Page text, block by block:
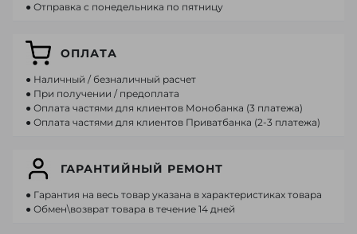
● Отправка с понедельника по пятницу
ОПЛАТА
● Наличный / безналичный расчет
● При получении / предоплата
● Оплата частями для клиентов Монобанка (3 платежа)
● Оплата частями для клиентов Приватбанка (2-3 платежа)
ГАРАНТИЙНЫЙ РЕМОНТ
● Гарантия на весь товар указана в характеристиках товара
● Обмен\возврат товара в течение 14 дней